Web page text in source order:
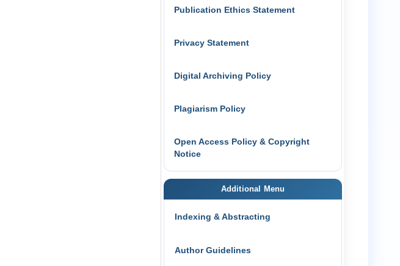
Publication Ethics Statement
Privacy Statement
Digital Archiving Policy
Plagiarism Policy
Open Access Policy & Copyright
Notice
Additional Menu
Indexing & Abstracting
Author Guidelines